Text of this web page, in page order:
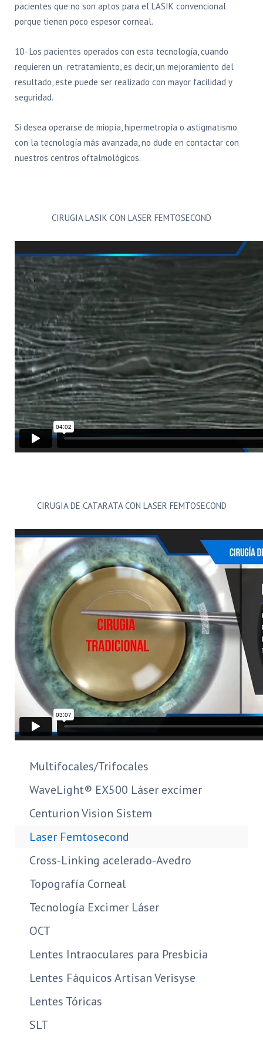
pacientes que no son aptos para el LASIK convencional
porque tienen poco espesor corneal.
10- Los pacientes operados con esta tecnología, cuando
requieren un retratamiento, es decir, un mejoramiento del
resultado, este puede ser realizado con mayor facilidad y
seguridad.
Si desea operarse de miopía, hipermetropía o astigmatismo
con la tecnología más avanzada, no dude en contactar con
nuestros centros oftalmológicos.
CIRUGIA LASIK CON LASER FEMTOSECOND
CIRUGIA DE CATARATA CON LASER FEMTOSECOND
Multifocales/Trifocales
WaveLight® EX500 Láser excímer
Centurion Vision Sistem
Laser Femtosecond
Cross-Linking acelerado-Avedro
Topografía Corneal
Tecnología Excimer Láser
OCT
Lentes Intraoculares para Presbicia
Lentes Fáquicos Artisan Verisyse
Lentes Tóricas
SLT